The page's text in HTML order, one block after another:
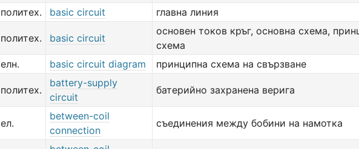
политех. basic circuit главна линия
политех. basic circuit
основен токов кръг, основна схема,
схема
елн.
basic circuit diagram принципна схема на свързване
политех.
battery-supply
circuit
батерийно захранена верига
ел.
between-coil
connection
съединения между бобини на намотка